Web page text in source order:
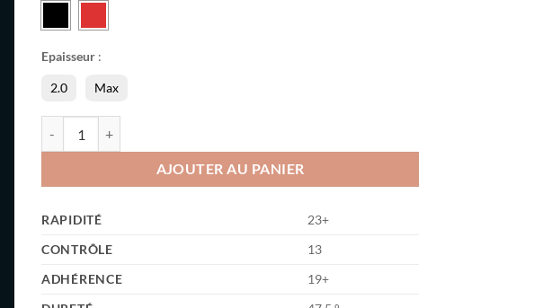
Epaisseur :
2.0 Max
AJOUTER AU PANIER
RAPIDITÉ
23+
CONTRÔLE
13
ADHÉRENCE
19+